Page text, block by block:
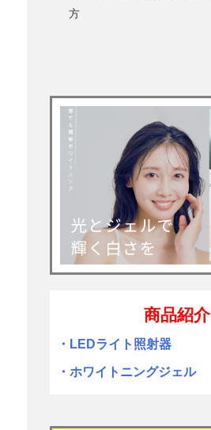
方
商品紹介
・LEDライト照射器
・ホワイトニングジェル